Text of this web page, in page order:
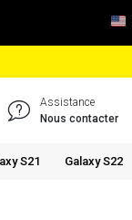
Assistance
Nous contacter
S21 Galaxy S22